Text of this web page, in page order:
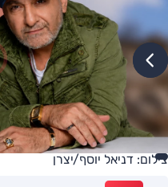
צילום: דניאל יוסף/יצרן